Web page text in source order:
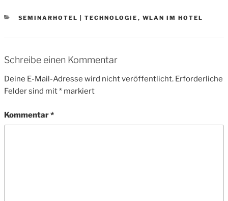
CATEGORIES
SEMINARHOTEL | TECHNOLOGIE , WLAN IM HOTEL
Schreibe einen Kommentar
Deine E-Mail-Adresse wird nicht veröffentlicht. Erforderliche
Felder sind mit* markiert
Kommentar*